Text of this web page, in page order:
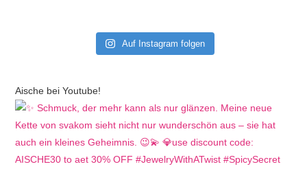
Auf Instagram folgen
Aische bei Youtube!